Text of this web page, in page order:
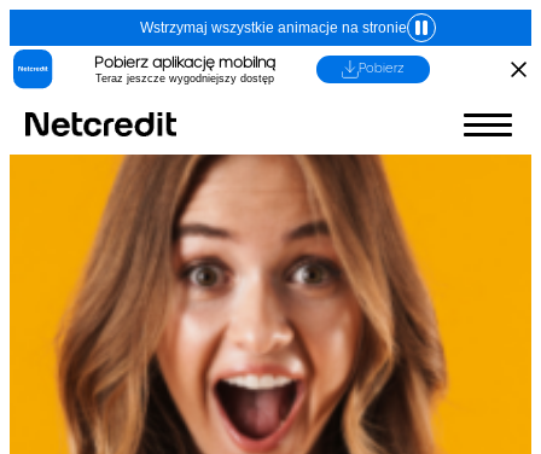
Wstrzymaj wszystkie animacje na stronie
Pobierz aplikację mobilną
Teraz jeszcze wygodniejszy dostęp
Pobierz
1. Imię, nazwisko (nazwa) i adres (siedziba)
kredytodawcy lub pośrednika kredytowego
Kredytodawca
Dane identyfikacyjne:
(Adres, z którego ma korzystać
konsument)
Fincard spółka z